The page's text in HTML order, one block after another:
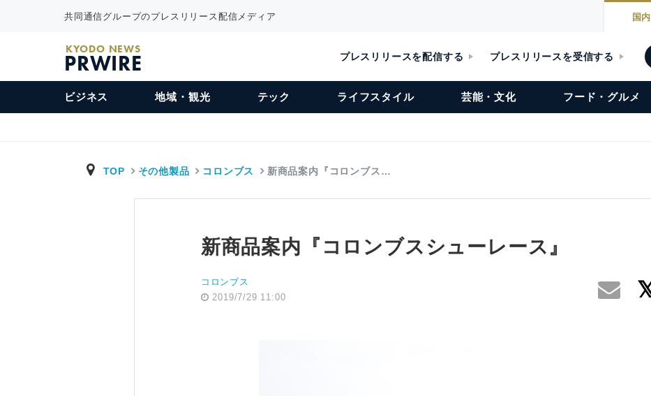
共同通信グループのプレスリリース配信メディア 国内
KYODO NEWS
PRWIRE プレスリリースを配信する プレスリリースを受信する
ビジネス 地域・観光 テック ライフスタイル 芸能・文化 フード・グルメ
TOP その他製品 コロンブス 新商品案内『コロンブス…
新商品案内『コロンブスシューレース』
コロンブス
2019/7/29 11:00